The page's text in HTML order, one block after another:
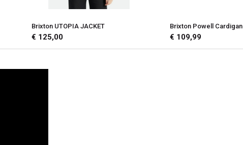
Brixton UTOPIA JACKET
€ 125,00
Brixton Powell Cardigan
€ 109,99